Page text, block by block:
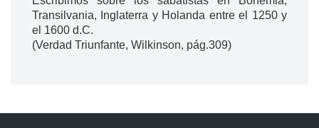
Transilvania, Inglaterra y Holanda entre el 1250 y
el 1600 d.C.
(Verdad Triunfante, Wilkinson, pág.309)